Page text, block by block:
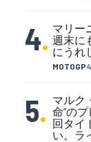
4.
MOTOGP
マリー
週末に
にうれ
5. マルク
命”の
回タイ
い。ラ